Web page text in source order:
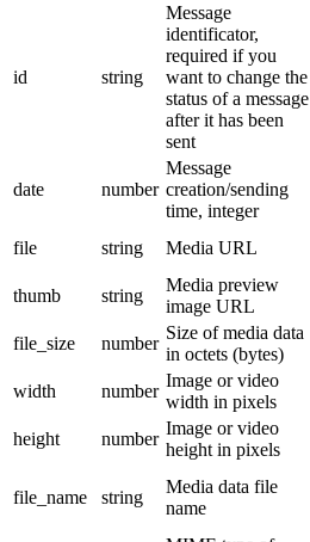
id string
Message
identificator,
required if you
want to change the
status of a message
after it has been
sent
date number
Message
creation/sending
time, integer
file string Media URL
thumb
string
Media preview
image URL
file_size
number
Size of media data
in octets (bytes)
width
number
Image or video
width in pixels
height
number
Image or video
height in pixels
file_name string
Media data file
name